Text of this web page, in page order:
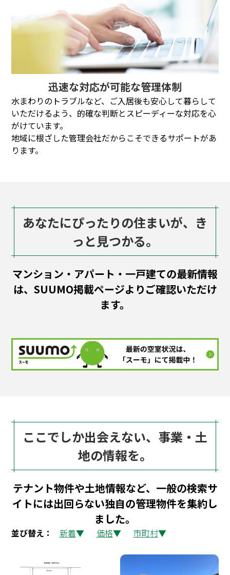
迅速な対応が可能な管理体制
水まわりのトラブルなど、ご入居後も安心して暮らして
いただけるよう、的確な判断とスピーディーな対応を心
がけています。
地域に根ざした管理会社だからこそできるサポートがあ
ります。
あなたにぴったりの住まいが、き
っと見つかる。
マンション・アパート・一戸建ての最新情報
は、SUUMO掲載ページよりご確認いただけ
ます。
ここでしか出会えない、事業・土
地の情報を。
テナント物件や土地情報など、一般の検索サ
イトには出回らない独自の管理物件を集約し
ました。
並び替え： 新着 価格 市町村